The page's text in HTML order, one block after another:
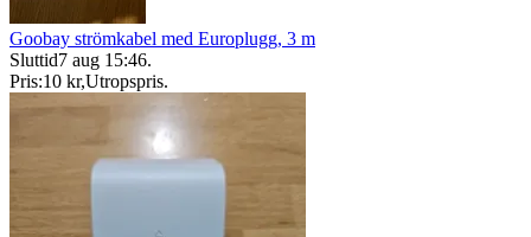
Goobay strömkabel med Europlugg, 3 m
Sluttid7 aug 15:46.
Pris:10 kr,Utropspris.